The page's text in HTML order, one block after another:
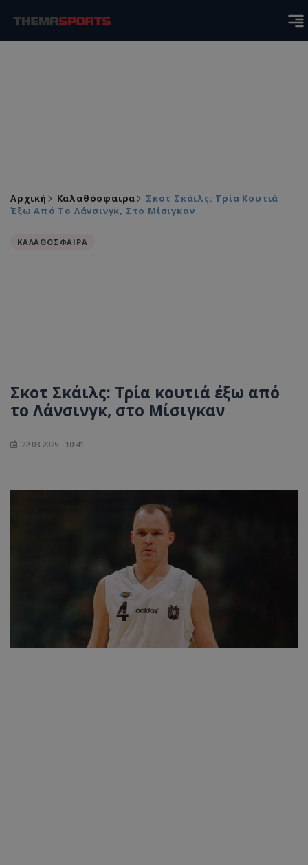
Αρχική Καλαθόσφαιρα
Σκοτ Σκάιλς: Τρία Κουτιά
Έξω Από Το Λάνσινγκ, Στο Μίσιγκαν
ΚΑΛΑΘΟΣΦΑΙΡΑ
Σκοτ Σκάιλς: Τρία κουτιά έξω από
το Λάνσινγκ, στο Μίσιγκαν
22.03.2025 - 10:41